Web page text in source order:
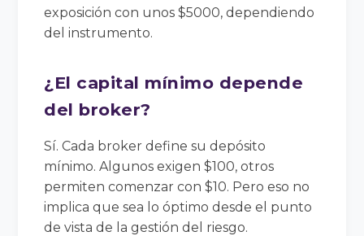
exposición con unos $5000, dependiendo
del instrumento.
¿El capital mínimo depende
del broker?
Sí. Cada broker define su depósito
mínimo. Algunos exigen $100, otros
permiten comenzar con $10. Pero eso no
implica que sea lo óptimo desde el punto
de vista de la gestión del riesgo.